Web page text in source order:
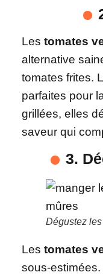
Les tomates
alternative
tomates frites.
parfaites pour
grillées, elles
saveur qui
3.
Dégustez
Les tomates
sous-